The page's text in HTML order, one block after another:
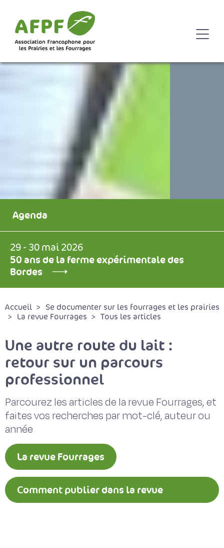
Agenda
29 - 30 mai 2026
50 ans de la ferme expérimentale des
Bordes
Accueil
Se documenter sur les fourrages et les prairies
La revue Fourrages
Tous les articles
Une autre route du lait :
retour sur un parcours
professionnel
Parcourez les articles de la revue Fourrages, et
faites vos recherches par mot-clé, auteur ou
année
La revue Fourrages
Comment publier dans la revue